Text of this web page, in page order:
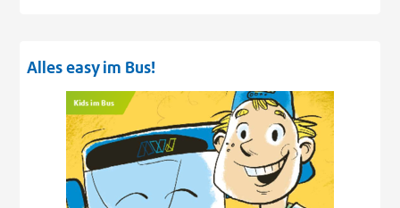
Alles easy im Bus!